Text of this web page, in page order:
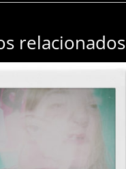
relacionados